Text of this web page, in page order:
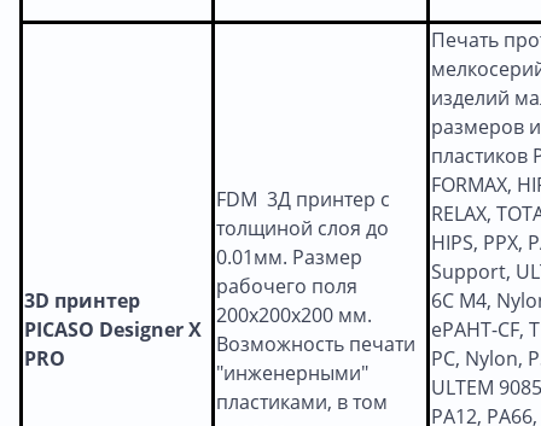
3D принтер
PICASO Designer X
PRO
FDM 3Д принтер с
толщиной слоя до
0.01мм. Размер
рабочего поля
200х200х200 мм.
Возможность печати
"инженерными"
пластиками, в том
Печать
изделий
размеров
пластиков
FORMAX,
RELAX,
HIPS, PPX,
Support,
6C M4,
ePAHT-CF,
PC, Nylon,
ULTEM
PA12,